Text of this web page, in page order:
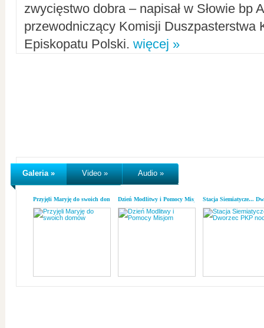
zwycięstwo dobra – napisał w Słowie bp
przewodniczący Komisji Duszpasterstwa
Episkopatu Polski. więcej »
Galeria » Video » Audio »
Przyjęli Maryję do swoich domówDzień Modlitwy i Pomocy MisjomStacja Siemiatycze...